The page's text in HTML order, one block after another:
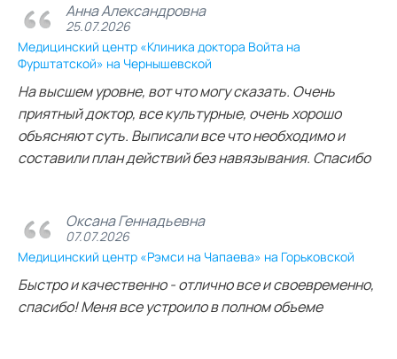
Анна Александровна
25.07.2026
Медицинский центр «Клиника доктора Войта на
Фурштатской» на Чернышевской
На высшем уровне, вот что могу сказать. Очень
приятный доктор, все культурные, очень хорошо
объясняют суть. Выписали все что необходимо и
составили план действий без навязывания. Спасибо
Оксана Геннадьевна
07.07.2026
Медицинский центр «Рэмси на Чапаева» на Горьковской
Быстро и качественно - отлично все и своевременно,
спасибо! Меня все устроило в полном объеме